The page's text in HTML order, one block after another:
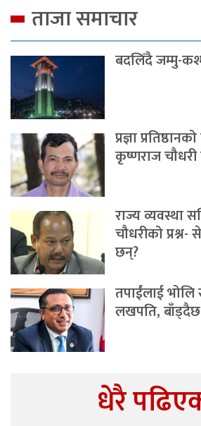
ताजा समाचार
बदलिँदै जम्मु-
प्रज्ञा
कृष्णराज चौधरी
राज्य व्यवस्था
चौधरीको
छन्?
तपाईंलाई
लखपति,
धेरै